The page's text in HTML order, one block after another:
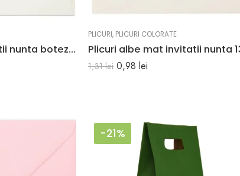
Plicuri ivoire invitatii nunta botez C6 114 x 162 mm set 20 buc
PLICURI, PLICURI COLORATE
1,31lei 0,98 lei
-21%